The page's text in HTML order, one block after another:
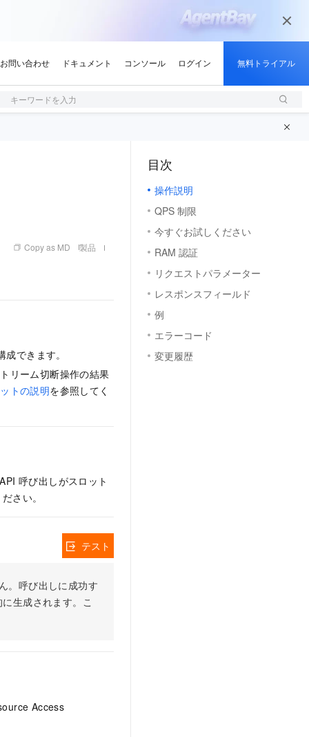
キーワードを入力
Copy as MD 製品
できます。
リーム切断操作の結果
トの説明を参照してく
呼び出しがスロット
さい。
。呼び出しに成功す
生成されます。こ
テスト
Access
目次
操作説明
QPS 制限
今すぐお試しください
RAM 認証
リクエストパラメーター
レスポンスフィールド
例
エラーコード
変更履歴